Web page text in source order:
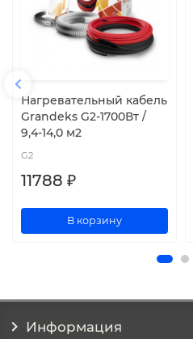
Нагревательный кабель
Grandeks G2-1700Вт /
9,4-14,0 м2
G2
11788 ₽
В корзину
Информация